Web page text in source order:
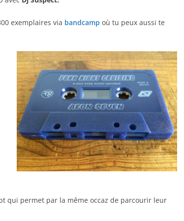
exemplaires via bandcamp où tu peux aussi te
qui permet par la même occaz de parcourir leur